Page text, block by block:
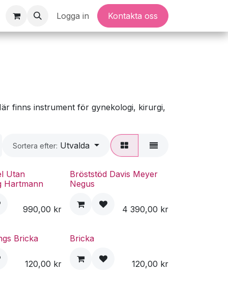
Logga in Kontakta oss
finns instrument för gynekologi, kirurgi,
Sortera efter: Utvalda
Utan
Hartmann
990,00 kr
Bröststöd Davis Meyer
Negus
4 390,00 kr
Bricka
120,00 kr
Bricka
120,00 kr